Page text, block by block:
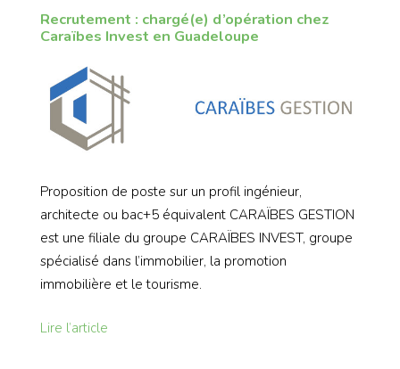
Recrutement : chargé(e) d’opération chez
Caraïbes Invest en Guadeloupe
Proposition de poste sur un profil ingénieur,
architecte ou bac+5 équivalent CARAÏBES GESTION
est une filiale du groupe CARAÏBES INVEST, groupe
spécialisé dans l’immobilier, la promotion
immobilière et le tourisme.
Lire l’article